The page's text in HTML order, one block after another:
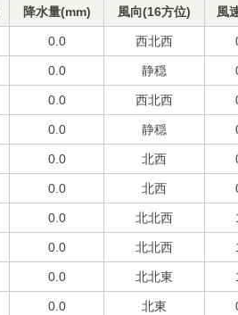
降水量(mm) 風向(16方位) 風
0.0 西北西
0.0 静穏
0.0 西北西
0.0 静穏
0.0 北西
0.0 北西
0.0 北北西
0.0 北北西
0.0 北北東
0.0 北東